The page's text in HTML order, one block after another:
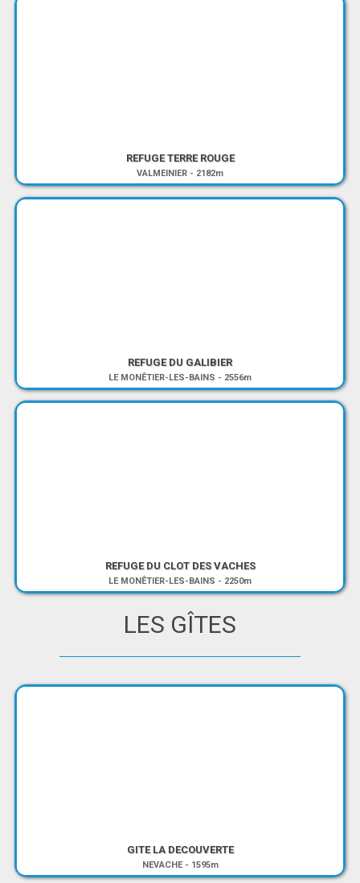
REFUGE TERRE ROUGE
VALMEINIER - 2182m
REFUGE DU GALIBIER
LE MONÊTIER-LES-BAINS - 2556m
REFUGE DU CLOT DES VACHES
LE MONÊTIER-LES-BAINS - 2250m
LES GÎTES
GITE LA DECOUVERTE
NEVACHE- 1595m